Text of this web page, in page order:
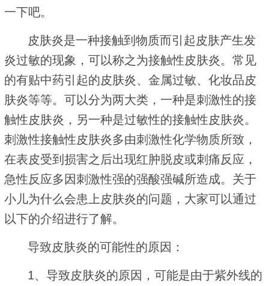
一下吧。
皮肤炎是一种接触到物质而引起皮肤产生发
炎过敏的现象，可以称之为接触性皮肤炎。常见
的有贴中药引起的皮肤炎、金属过敏、化妆品皮
肤炎等等。可以分为两大类，一种是刺激性的接
触性皮肤炎，另一种是过敏性的接触性皮肤炎。
刺激性接触性皮肤炎多由刺激性化学物质所致，
在表皮受到损害之后出现红肿脱皮或刺痛反应，
急性反应多因刺激性强的强酸强碱所造成。关于
小儿为什么会患上皮肤炎的问题，大家可以通过
以下的介绍进行了解。
导致皮肤炎的可能性的原因：
1、导致皮肤炎的原因，可能是由于紫外线的